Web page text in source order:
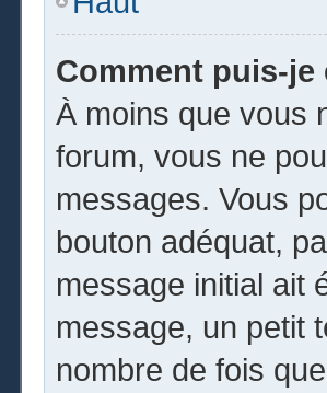
Comment puis-
À moins que vous
forum, vous ne
messages. Vous
bouton adéquat,
message initial ait
message, un petit
nombre de fois